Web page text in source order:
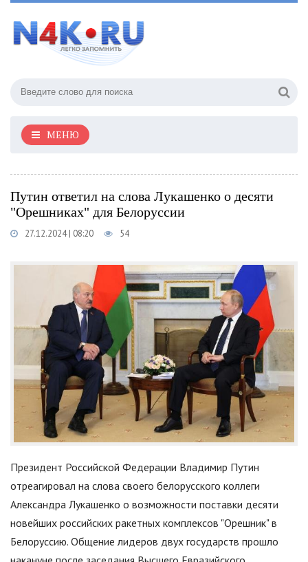
МЕНЮ
Путин ответил на слова Лукашенко о десяти
"Орешниках" для Белоруссии
27.12.2024 | 08:20 54
Президент Российской Федерации Владимир Путин
отреагировал на слова своего белорусского коллеги
Александра Лукашенко о возможности поставки десяти
новейших российских ракетных комплексов "Орешник" в
Белоруссию. Общение лидеров двух государств прошло